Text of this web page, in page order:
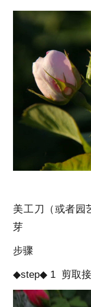
美工刀（或者园
芽
步骤
◆step◆ 1 剪取